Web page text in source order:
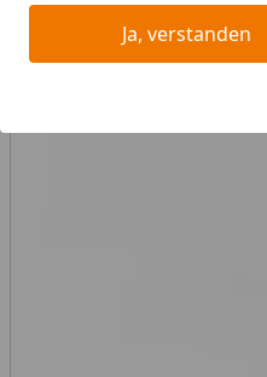
Ja, verstanden